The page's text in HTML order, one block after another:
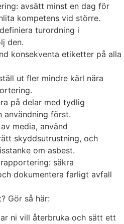
avsätt minst en dag för
kompetens vid större.
turordning i
den.
konsekventa etiketter på alla
ut fler mindre kärl nära
på delar med tydlig
användning först.
media, använd
skyddsutrustning, och
om asbest.
säkra
dokumentera farligt avfall
Gör så här:
ni vill återbruka och sätt ett